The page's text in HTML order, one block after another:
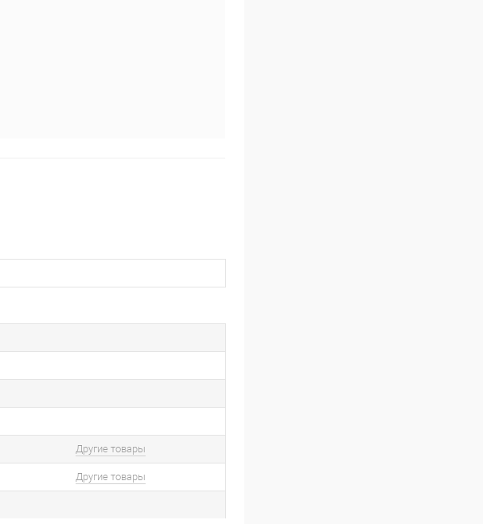
Другие товары
Другие товары